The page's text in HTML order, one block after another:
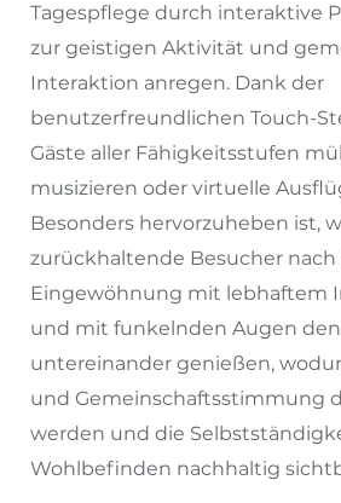
Tagespflege durch interaktive
zur geistigen Aktivität und
Interaktion anregen. Dank der
benutzerfreundlichen Touch-
Gäste aller Fähigkeitsstufen
musizieren oder virtuelle
Besonders hervorzuheben ist,
zurückhaltende Besucher nach
Eingewöhnung mit lebhaftem
und mit funkelnden Augen
untereinander genießen,
und Gemeinschaftsstimmung
werden und die
Wohlbefinden nachhaltig